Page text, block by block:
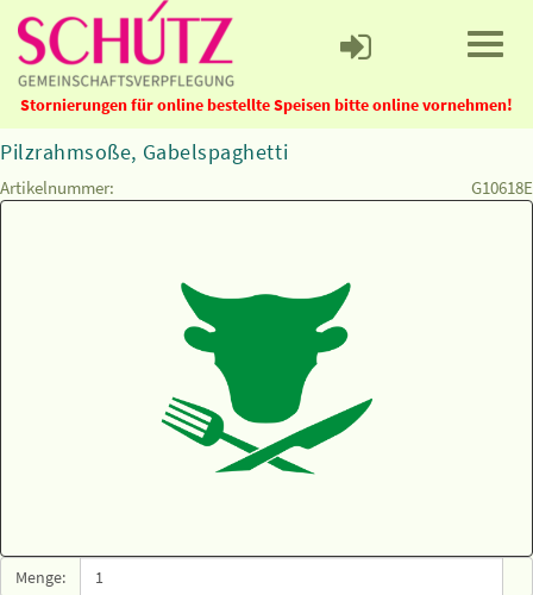
Stornierungen für online bestellte Speisen bitte online vornehmen!
Pilzrahmsoße, Gabelspaghetti
Artikelnummer: G10618E
Menge: